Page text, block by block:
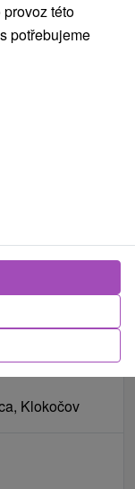
Klokočov
této
potřebujeme